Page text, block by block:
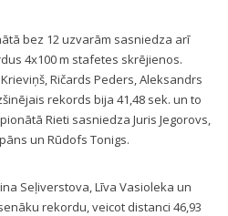
bez 12 uzvarām sasniedza arī
4x100 m stafetes skrējienos.
Ričards Peders, Aleksandrs
rekords bija 41,48 sek. un to
Rieti sasniedza Juris Jegorovs,
un Rūdofs Tonigs.
Seļiverstova, Līva Vasioleka un
rekordu, veicot distanci 46,93